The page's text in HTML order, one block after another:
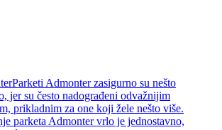
Parketi Admonter zasigurno su nešto
jer su često nadograđeni odvažnijim
prikladnim za one koji žele nešto više.
parketa Admonter vrlo je jednostavno,